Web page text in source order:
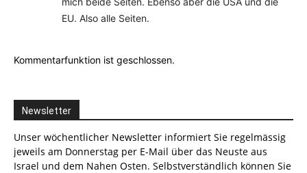
EU. Also alle Seiten.
Kommentarfunktion ist geschlossen.
Newsletter
Unser wöchentlicher Newsletter informiert Sie regelmässig
jeweils am Donnerstag per E-Mail über das Neuste aus
Israel und dem Nahen Osten. Selbstverständlich können Sie